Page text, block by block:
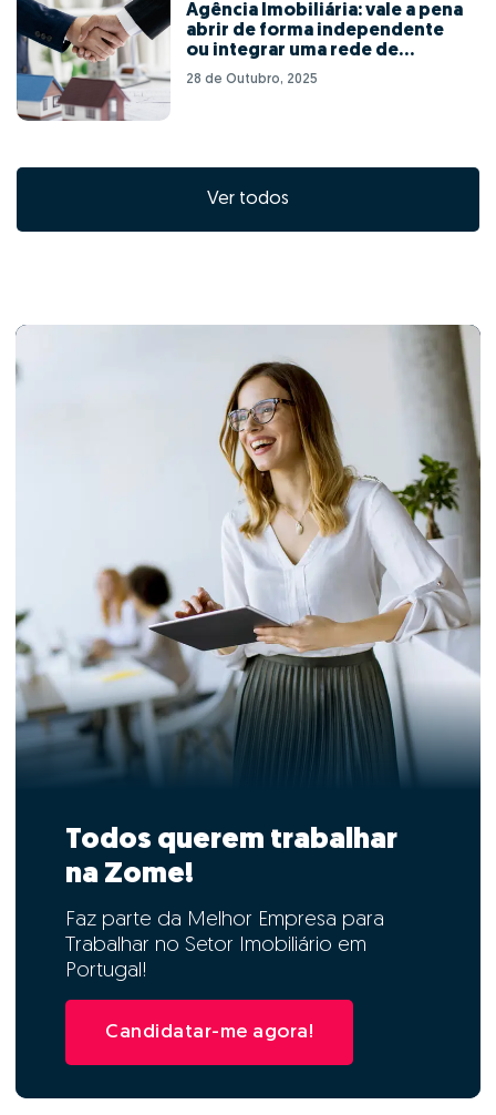
Agência Imobiliária: vale a pena
abrir de forma independente
ou integrar uma rede de
franchising?
28 de Outubro, 2025
Ver todos
Todos querem trabalhar
na Zome!
Faz parte da Melhor Empresa para
Trabalhar no Setor Imobiliário em
Portugal!
Candidatar-me agora!